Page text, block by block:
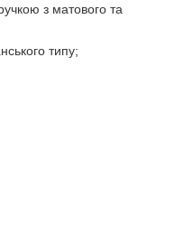
з матового та
типу;